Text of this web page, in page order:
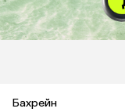
Бахрейн